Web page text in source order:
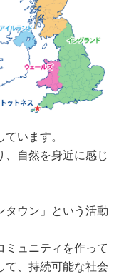
います。
、自然を身近に感じ
タウン」という活動
ミュニティを作って
て、持続可能な社会